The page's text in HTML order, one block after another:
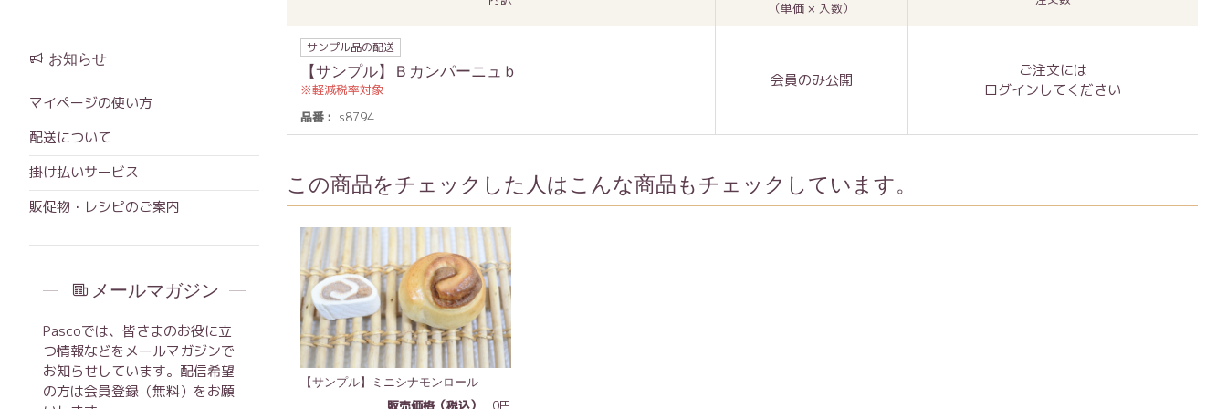
（単価 × 入数）
サンプル品の配送
【サンプル】Ｂカンパーニュｂ
軽減税率対象
品番
s8794
会員のみ公開
ご注文には
ログインしてください
この商品をチェックした人はこんな商品もチェックしています。
【サンプル】ミニシナモンロール
販売価格（税込）
0円
お知らせ
マイページの使い方
配送について
掛け払いサービス
販促物・レシピのご案内
メールマガジン
Pascoでは、皆さまのお役に立
つ情報などをメールマガジンで
お知らせしています。配信希望
の方は会員登録（無料）をお願